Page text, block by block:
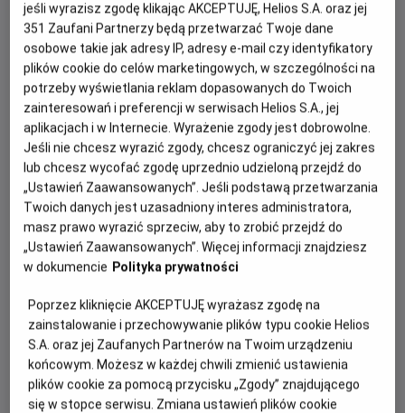
REŻYSERIA
André Rieu
SCENARIUSZ
André Rieu
OBSADA
André Rieu, Maja Jasińska, Johann Strauss Orchestra
WIĘCEJ SZCZEGÓŁÓW
GODZINY SEANSÓW
PIĄTEK, 21 SIERPNIA 2026
PIĄTEK,
21
SIERPNIA
2026
18:00*
2D, napisy
POKAŻ KOLEJNE DNI
* nie obowiązują kupony i zaproszenia
OPIS WYDARZENIA
Zasiądź z bliskimi w kinie, bo czeka na Was 20. już
retransmisja letniego koncertu André Rieu z Maastricht!
jeśli wyrazisz zgodę klikając AKCEPTUJĘ, Helios S.A. oraz jej
351 Zaufani Partnerzy będą przetwarzać Twoje dane
osobowe takie jak adresy IP, adresy e-mail czy identyfikatory
plików cookie do celów marketingowych, w szczególności na
potrzeby wyświetlania reklam dopasowanych do Twoich
zainteresowań i preferencji w serwisach Helios S.A., jej
aplikacjach i w Internecie. Wyrażenie zgody jest dobrowolne.
Jeśli nie chcesz wyrazić zgody, chcesz ograniczyć jej zakres
lub chcesz wycofać zgodę uprzednio udzieloną przejdź do
„Ustawień Zaawansowanych”. Jeśli podstawą przetwarzania
Twoich danych jest uzasadniony interes administratora,
masz prawo wyrazić sprzeciw, aby to zrobić przejdź do
„Ustawień Zaawansowanych”. Więcej informacji znajdziesz
w dokumencie Polityka prywatności
Poprzez kliknięcie AKCEPTUJĘ wyrażasz zgodę na
zainstalowanie i przechowywanie plików typu cookie Helios
S.A. oraz jej Zaufanych Partnerów na Twoim urządzeniu
końcowym. Możesz w każdej chwili zmienić ustawienia
plików cookie za pomocą przycisku „Zgody” znajdującego
się w stopce serwisu. Zmiana ustawień plików cookie